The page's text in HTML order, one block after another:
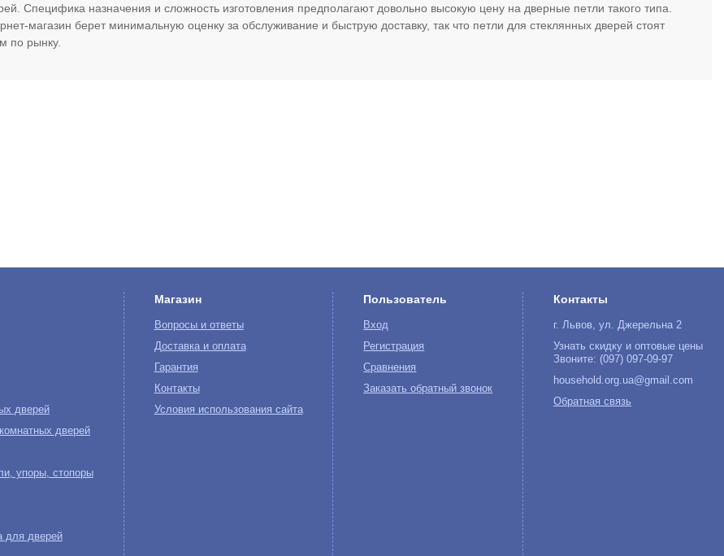
Специфика назначения и сложность изготовления предполагают довольно высокую цену на дверные петли такого типа.
магазин берет минимальную оценку за обслуживание и быструю доставку, так что петли для стеклянных дверей стоят
по рынку.
дверей
дверей
упоры, стопоры
для дверей
Магазин
Вопросы и ответы
Доставка и оплата
Гарантия
Контакты
Условия использования сайта
Пользователь
Вход
Регистрация
Сравнения
Заказать обратный звонок
Контакты
г. Львов, ул. Джерельна 2
Узнать скидку и оптовые цены
Звоните: (097) 097-09-97
household.org.ua@gmail.com
Обратная связь